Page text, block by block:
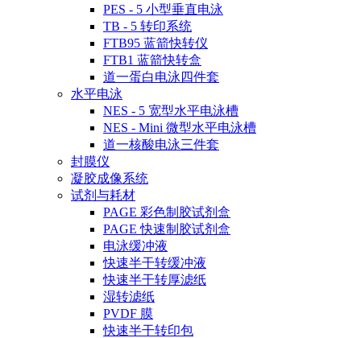
PES - 5 小型垂直电泳
TB - 5 转印系统
FTB95 蓝箭快转仪
FTB1 蓝箭快转盒
道一蛋白电泳四件套
水平电泳
NES - 5 宽型水平电泳槽
NES - Mini 微型水平电泳槽
道一核酸电泳三件套
封膜仪
凝胶成像系统
试剂与耗材
PAGE 彩色制胶试剂盒
PAGE 快速制胶试剂盒
电泳缓冲液
快速半干转缓冲液
快速半干转厚滤纸
湿转滤纸
PVDF 膜
快速半干转印包